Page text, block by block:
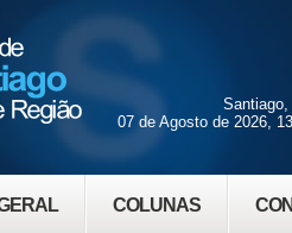
COLUNAS
Santiago,
07 de Agosto de 2026,